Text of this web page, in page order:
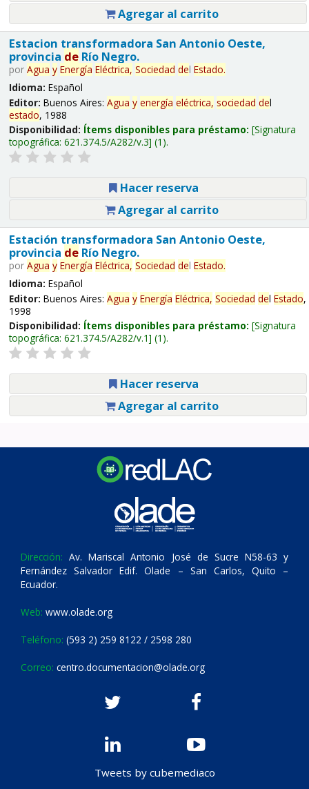
Agregar al carrito
Estacion transformadora San Antonio Oeste,
provincia deRío Negro.
por Agua y Energía Eléctrica, Sociedad del Estado.
Idioma: Español
Editor: Buenos Aires: Agua y energía eléctrica, sociedad del
estado, 1988
Disponibilidad: Ítems disponibles para préstamo: Signatura
topográfica: 621.374.5/A282/v.3 (1).
Hacer reserva
Agregar al carrito
Estación transformadora San Antonio Oeste,
provincia deRío Negro.
por Agua y Energía Eléctrica, Sociedad del Estado.
Idioma: Español
Editor: Buenos Aires: Agua y Energía Eléctrica, Sociedad del Estado,
1998
Disponibilidad: Ítems disponibles para préstamo: Signatura
topográfica: 621.374.5/A282/v.1 (1).
Hacer reserva
Agregar al carrito
Dirección: Av. Mariscal Antonio José de Sucre N58-63 y
Fernández Salvador Edif. Olade – San Carlos, Quito –
Ecuador.
Web: www.olade.org
Teléfono: (593 2) 259 8122 / 2598 280
Correo: centro.documentacion@olade.org
Tweets by cubemediaco